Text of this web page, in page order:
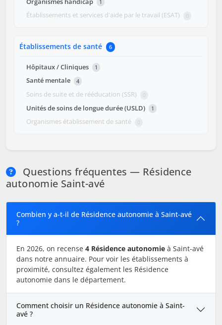
1
Établissements et services d'aide par le travail (ESAT) 0
Établissements de santé 6
Hôpitaux / Cliniques 1
Santé mentale 4
Soins de suite et de rééducation (SSR) 0
Unités de soins de longue durée (USLD) 1
Organismes établissement de santé 0
Questions fréquentes — Résidence
autonomie Saint-avé
Combien y a-t-il de Résidence autonomie à Saint-avé
?
En 2026, on recense 4 Résidence autonomie à Saint-avé
dans notre annuaire. Pour voir les établissements à
proximité, consultez également les Résidence
autonomie dans le département.
Comment choisir un Résidence autonomie à Saint-
avé ?